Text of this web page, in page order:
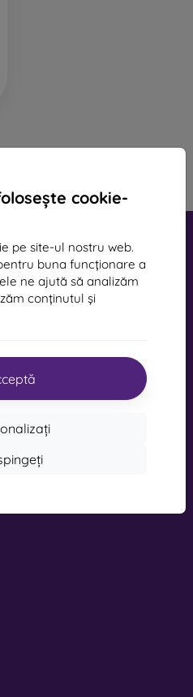
cookie-
pe site-ul nostru web.
buna funcționare a
ne ajută să analizăm
conținutul și